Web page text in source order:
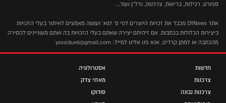
ספורט, רכילות, בריאות, צרכנות, נדל"ן ועוד...
אתר DYNews מכבד את זכויות היוצרים לפי ס' 27א' ועושה מאמצים לאיתור בעלי הזכויות
ביצירות הכלולות בכתבות. אם זיהיתם יצירה שאתם בעלי הזכויות בה ואתם מעוניינים להסירה
מהכתבה או למתן קרדיט, אנא פנו אלינו למייל: yossiduek@gmail.com
חדשות
צרכנות
צרכנות נבונה
אסטרולוגיה
מאזני צדק
סודוקו